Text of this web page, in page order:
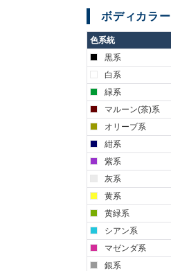
ボディカラー
色系統
黒系
白系
緑系
マルーン(茶)系
オリーブ系
紺系
紫系
灰系
黄系
黄緑系
シアン系
マゼンダ系
銀系